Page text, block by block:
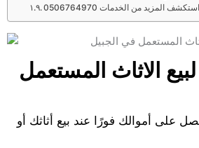
استكشف المزيد من الخدمات 0506764970
لبيع الاثاث المستعمل
على أموالك فورًا عند بيع أثاثك أو